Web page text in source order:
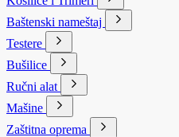
Baštenski nameštaj
Testere
Bušilice
Ručni alat
Mašine
Zaštitna oprema